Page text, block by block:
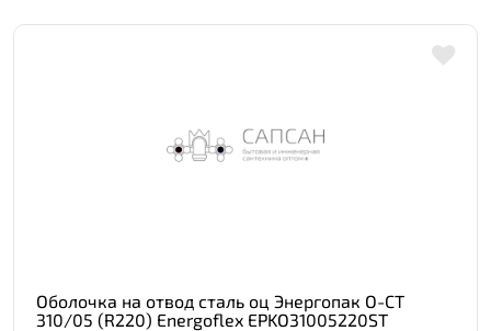
Оболочка на отвод сталь оц Энергопак О-СТ
310/05 (R220) Energoflex EPKO31005220ST